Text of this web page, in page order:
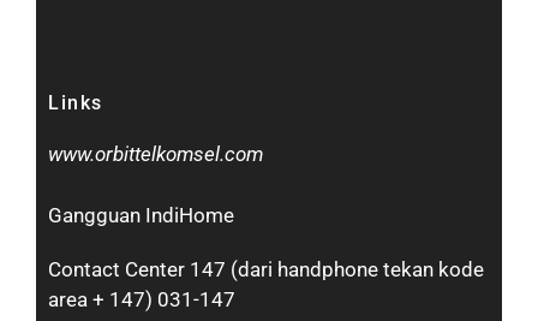
Links
www.orbittelkomsel.com
Gangguan IndiHome
Contact Center 147 (dari handphone tekan kode
area + 147) 031-147